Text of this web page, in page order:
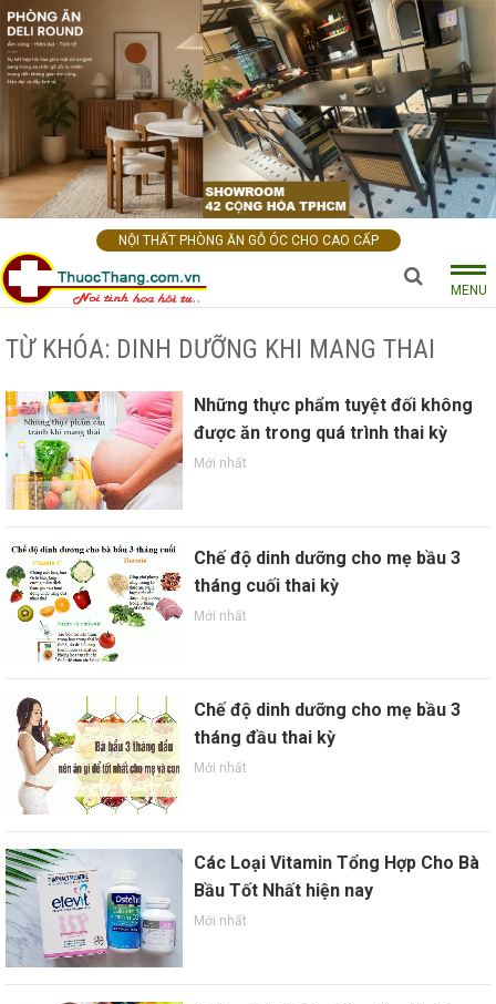
NỘI THẤT PHÒNG ĂN GỖ ÓC CHO CAO CẤP
MENU
TỪ KHÓA: DINH DƯỠNG KHI MANG THAI
Những thực phẩm tuyệt đối không
được ăn trong quá trình thai kỳ
Mới nhất
Chế độ dinh dưỡng cho mẹ bầu 3
tháng cuối thai kỳ
Mới nhất
Chế độ dinh dưỡng cho mẹ bầu 3
tháng đầu thai kỳ
Mới nhất
Các Loại Vitamin Tổng Hợp Cho Bà
Bầu Tốt Nhất hiện nay
Mới nhất